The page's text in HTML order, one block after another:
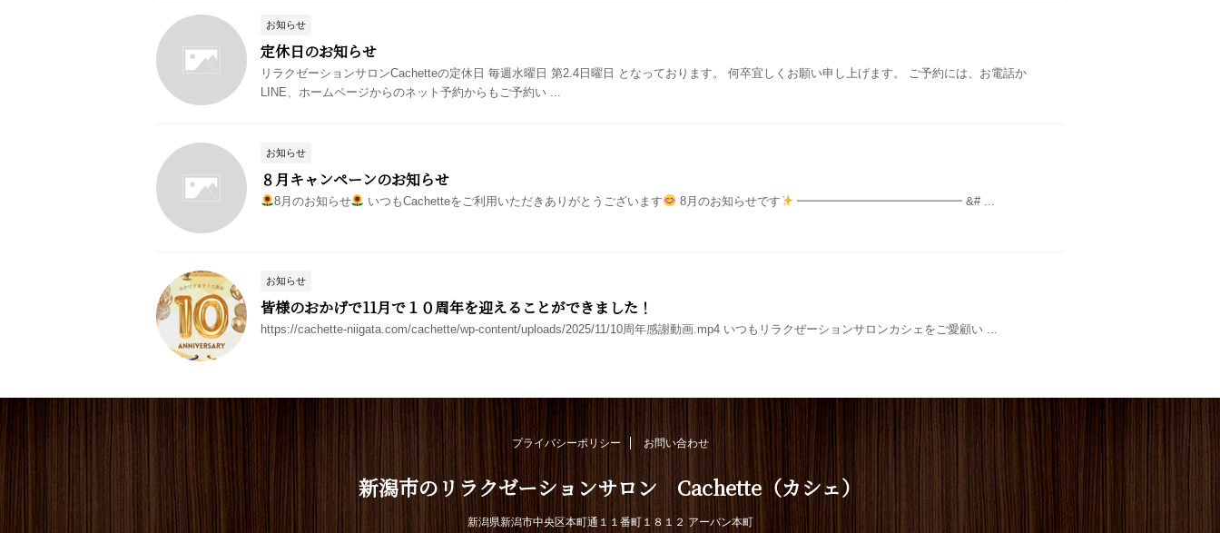
お知らせ
定休日のお知らせ
リラクゼーションサロンCachetteの定休日 毎週水曜日 第2.4日曜日 となっております。 何卒宜しくお願い申し上げます。 ご予約には、お電話か
LINE、ホームページからのネット予約からもご予約い ...
お知らせ
８月キャンペーンのお知らせ
8月のお知らせ いつもCachetteをご利用いただきありがとうございます 8月のお知らせです ━━━━━━━━━━━━━━ &# ...
お知らせ
皆様のおかげで11月で１０周年を迎えることができました！
https://cachette-niigata.com/cachette/wp-content/uploads/2025/11/10周年感謝動画.mp4 いつもリラクぜーションサロンカシェをご愛顧い ...
プライバシーポリシー お問い合わせ
新潟市のリラクゼーションサロン Cachette（カシェ）
新潟県新潟市中央区本町通１１番町１８１２ アーバン本町